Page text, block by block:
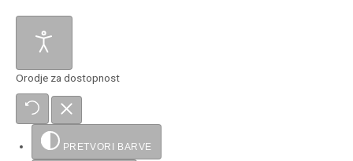
Orodje za dostopnost
PRETVORI BARVE